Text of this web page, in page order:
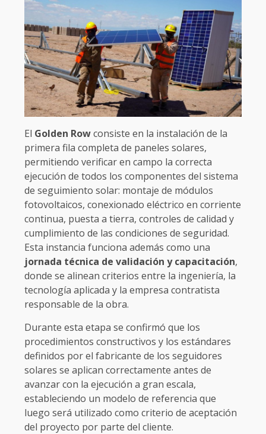
El Golden Rowconsiste en la instalación de la
primera fila completa de paneles solares,
permitiendo verificar en campo la correcta
ejecución de todos los componentes del sistema
de seguimiento solar: montaje de módulos
fotovoltaicos, conexionado eléctrico en corriente
continua, puesta a tierra, controles de calidad y
cumplimiento de las condiciones de seguridad.
Esta instancia funciona además como una
jornada técnica de validación y capacitación,
donde se alinean criterios entre la ingeniería, la
tecnología aplicada y la empresa contratista
responsable de la obra.
Durante esta etapa se confirmó que los
procedimientos constructivos y los estándares
definidos por el fabricante de los seguidores
solares se aplican correctamente antes de
avanzar con la ejecución a gran escala,
estableciendo un modelo de referencia que
luego será utilizado como criterio de aceptación
del proyecto por parte del cliente.